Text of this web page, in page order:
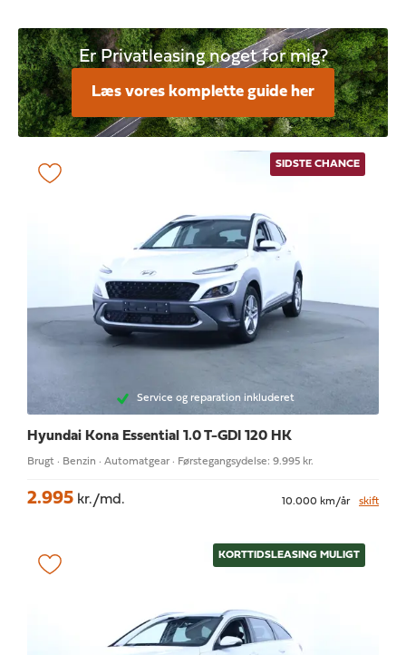
Er Privatleasing noget for mig?
Læs vores komplette guide her
SIDSTE CHANCE
Service og reparation inkluderet
Hyundai Kona Essential 1.0 T-GDI 120 HK
Brugt · Benzin · Automatgear · Førstegangsydelse: 9.995 kr.
2.995 kr./md. 10.000 km/år skift
KORTTIDSLEASING MULIGT